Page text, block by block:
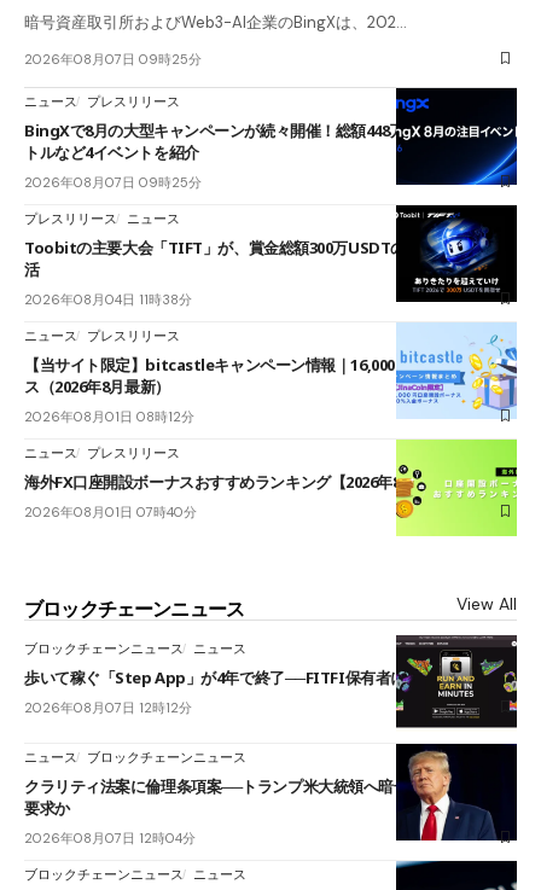
暗号資産取引所およびWeb3-AI企業のBingXは、202…
2026年08月07日 09時25分
ニュース プレスリリース
BingXで8月の大型キャンペーンが続々開催！総額448万USDT超のAIバ
トルなど4イベントを紹介
2026年08月07日 09時25分
プレスリリース ニュース
Toobitの主要大会「TIFT」が、賞金総額300万USDTのレースとして復
活
2026年08月04日 11時38分
ニュース プレスリリース
【当サイト限定】bitcastleキャンペーン情報｜16,000円口座開設ボーナ
ス（2026年8月最新）
2026年08月01日 08時12分
ニュース プレスリリース
海外FX口座開設ボーナスおすすめランキング【2026年8月最新】
2026年08月01日 07時40分
ブロックチェーンニュース View All
ブロックチェーンニュース ニュース
歩いて稼ぐ「Step App」が4年で終了──FITFI保有者に対応呼びかけ
2026年08月07日 12時12分
ニュース ブロックチェーンニュース
クラリティ法案に倫理条項案──トランプ米大統領へ暗号資産事業の売却
要求か
2026年08月07日 12時04分
ブロックチェーンニュース ニュース